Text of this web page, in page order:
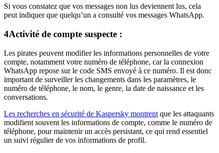
Si vous constatez que vos messages non lus deviennent lus, cela
peut indiquer que quelqu’un a consulté vos messages WhatsApp.
4Activité de compte suspecte :
Les pirates peuvent modifier les informations personnelles de votre
compte, notamment votre numéro de téléphone, car la connexion
WhatsApp repose sur le code SMS envoyé à ce numéro. Il est donc
important de surveiller les changements dans les paramètres, le
numéro de téléphone, le nom, le genre, la date de naissance et les
conversations.
Les recherches en sécurité de Kaspersky montrent que les attaquants
modifient souvent les informations de compte, comme le numéro de
téléphone, pour maintenir un accès persistant, ce qui rend essentiel
un suivi régulier de vos informations de profil.